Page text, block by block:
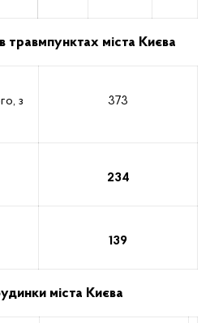
міста Києва
з
373
234
139
міста Києва